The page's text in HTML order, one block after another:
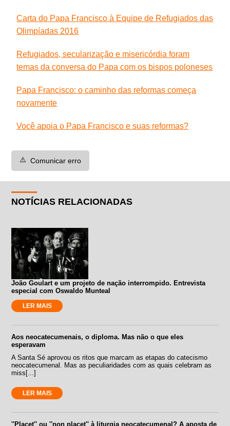
Carta do Papa Francisco à Equipe de Refugiados das
Olimpíadas 2016
Refugiados, secularização e misericórdia foram
temas da conversa do Papa com os bispos poloneses
Papa Francisco: o caminho das reformas começa
novamente
Você apoia o Papa Francisco e suas reformas?
⚠️ Comunicar erro
NOTÍCIAS RELACIONADAS
João Goulart e um projeto de nação interrompido. Entrevista
especial com Oswaldo Munteal
LER MAIS
Aos neocatecumenais, o diploma. Mas não o que eles
esperavam
A Santa Sé aprovou os ritos que marcam as etapas do catecismo
neocatecumenal. Mas as peculiaridades com as quais celebram as
miss[...]
LER MAIS
''Placet'' ou ''non placet'' à liturgia neocatecumenal? A aposta de